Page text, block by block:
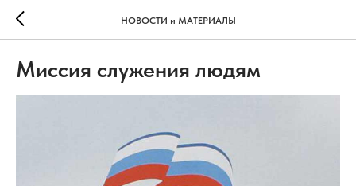
НОВОСТИ и МАТЕРИАЛЫ
Миссия служения людям